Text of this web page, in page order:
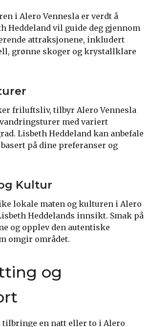
i Alero Vennesla er verdt å
Heddeland vil guide deg gjennom
attraksjonene, inkludert
grønne skoger og krystallklare
friluftsliv, tilbyr Alero Vennesla
med variert
Lisbeth Heddeland kan anbefale
basert på dine preferanser og
Kultur
lokale maten og kulturen i Alero
Heddelands innsikt. Smak på
og opplev den autentiske
omgir området.
og
tilbringe en natt eller to i Alero